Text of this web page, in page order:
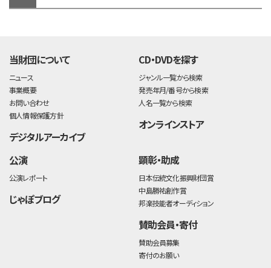
当財団について
ニュース
事業概要
お問い合わせ
個人情報保護方針
デジタルアーカイブ
CD・DVDを探す
ジャンル一覧から検索
発売年月/番号から検索
人名一覧から検索
オンラインストア
公演
公演レポート
じゃぽブログ
顕彰・助成
日本伝統文化振興財団賞
中島勝祐創作賞
邦楽技能者オーディション
賛助会員・寄付
賛助会員募集
寄付のお願い